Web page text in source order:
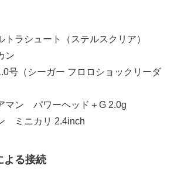
ラシュート（ステルスクリア）
ン
号（シーガー フロロショックリーダ
マン パワーヘッド＋G 2.0g
ミニカリ 2.4inch
よる接続